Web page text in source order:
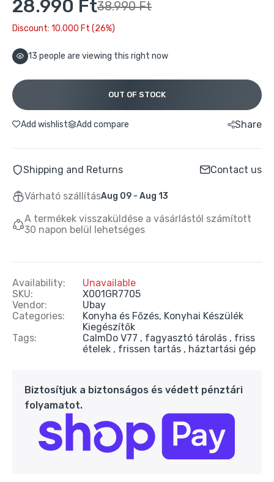
Buydeem G564 Elektromos Ételpároló – 5 L
44.990 Ft 79.990 Ft
30.204 Ft 56.990 Ft
Buydeem Elektromos Vízforraló 1,7 l –
Ezüst
Buydeem K314Mini Elektromos Vízforraló
0,7 l – Zöld
24.990 Ft
39.990 Ft
Oté Hordozható Szódagép 450 ml + 20 db
Oté Hordozható Szódagép 450 ml + 20 db
CO₂ patron – Kék
9.890 Ft 20.090 Ft
28.990 Ft38.990 Ft
Discount: 10.000 Ft (26%)
13 people are viewing this right now
OUT OF STOCK
Add wishlist Add compare Share
Shipping and Returns Contact us
Várható szállításAug 09 - Aug 13
A termékek visszaküldése a vásárlástól számított
30 napon belül lehetséges
Availability:
Unavailable
SKU:
X001GR7705
Vendor:
Ubay
Categories:
Konyha és Főzés, Konyhai Készülék
Kiegészítők
Tags:
CalmDo V77 fagyasztó tárolás
friss
ételek
frissen tartás háztartási gép
Biztosítjuk a biztonságos és védett pénztári
folyamatot.